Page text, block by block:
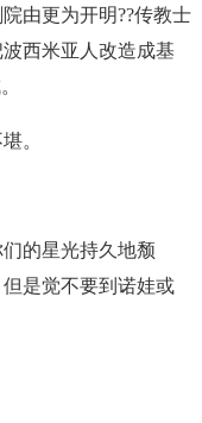
由更为开明??传教士
西米亚人改造成基
。
的星光持久地颓
是觉不要到诺娃或